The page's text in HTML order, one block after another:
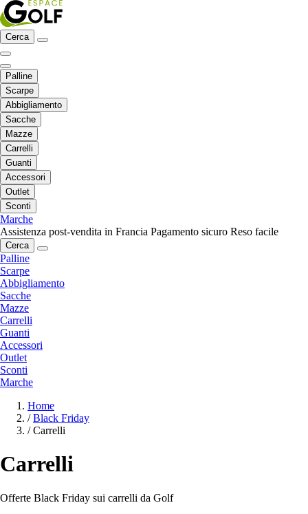
Cerca
Palline
Scarpe
Abbigliamento
Sacche
Mazze
Carrelli
Guanti
Accessori
Outlet
Sconti
Marche
Assistenza post-vendita in Francia Pagamento sicuro Reso facile
Cerca
Palline
Scarpe
Abbigliamento
Sacche
Mazze
Carrelli
Guanti
Accessori
Outlet
Sconti
Marche
Home
/ Black Friday
/ Carrelli
Carrelli
Offerte Black Friday sui carrelli da Golf